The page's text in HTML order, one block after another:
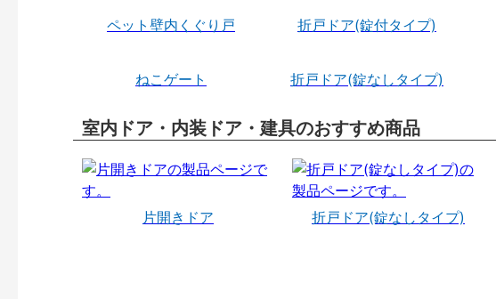
ペット壁内くぐり戸 折戸ドア(錠付タイプ)
ねこゲート 折戸ドア(錠なしタイプ)
室内ドア・内装ドア・建具のおすすめ商品
片開きドア 折戸ドア(錠なしタイプ)